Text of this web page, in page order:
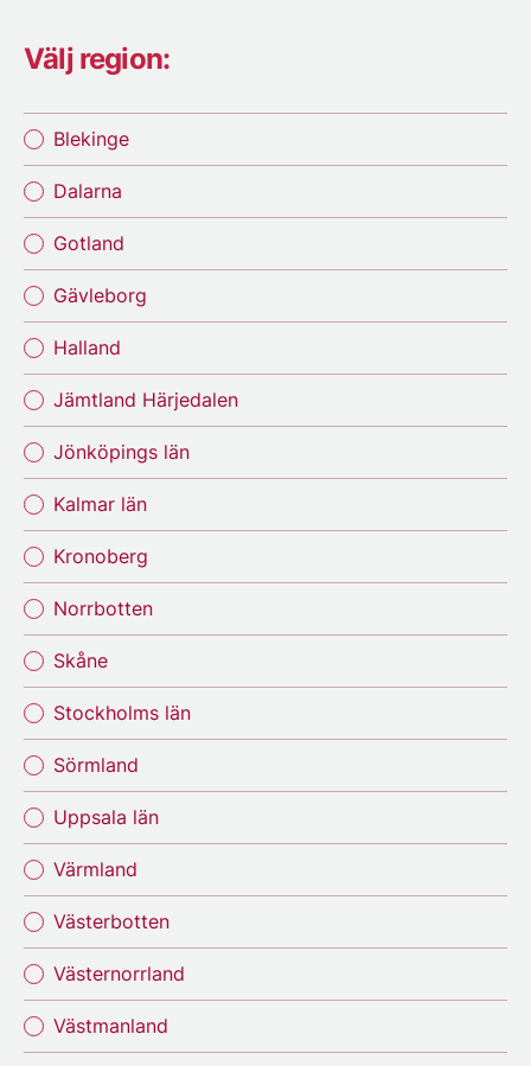
Välj region:
Blekinge
Dalarna
Gotland
Gävleborg
Halland
Jämtland Härjedalen
Jönköpings län
Kalmar län
Kronoberg
Norrbotten
Skåne
Stockholms län
Sörmland
Uppsala län
Värmland
Västerbotten
Västernorrland
Västmanland